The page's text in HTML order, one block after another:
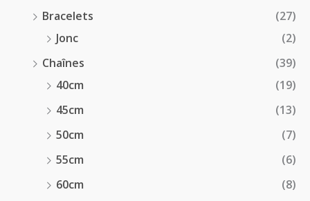
Bracelets
(27)
Jonc
(2)
Chaînes
(39)
40cm
(19)
45cm
(13)
50cm
(7)
55cm
(6)
60cm
(8)